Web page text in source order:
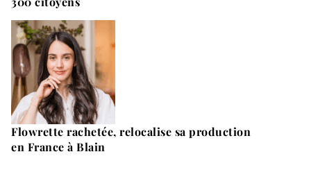
Flowrette rachetée, relocalise sa production
en France à Blain